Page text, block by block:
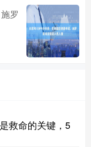
罗
救命的关键，5